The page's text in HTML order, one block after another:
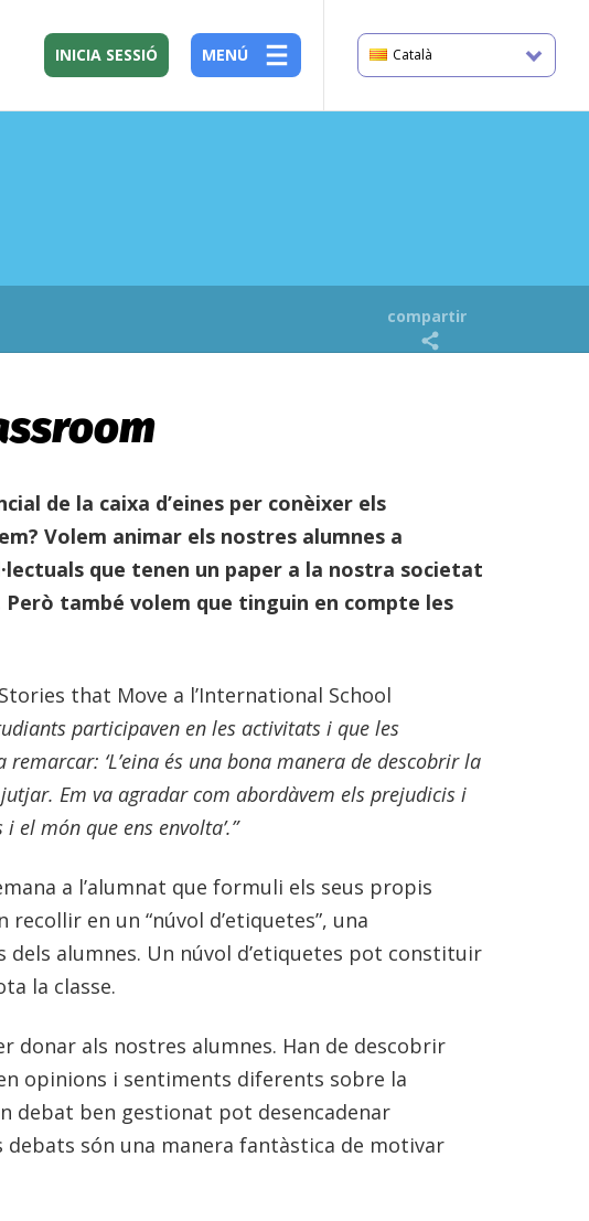
Català
MENÚ
INICIA SESSIÓ
compartir
de la caixa d’eines per conèixer els
Volem animar els nostres alumnes a
que tenen un paper a la nostra societat
Però també volem que tinguin en compte les
that Move a l’International School
participaven en les activitats i que les
‘L’eina és una bona manera de descobrir la
Em va agradar com abordàvem els prejudicis i
el món que ens envolta’.”
a l’alumnat que formuli els seus propis
en un “núvol d’etiquetes”, una
alumnes. Un núvol d’etiquetes pot constituir
la classe.
donar als nostres alumnes. Han de descobrir
opinions i sentiments diferents sobre la
debat ben gestionat pot desencadenar
debats són una manera fantàstica de motivar